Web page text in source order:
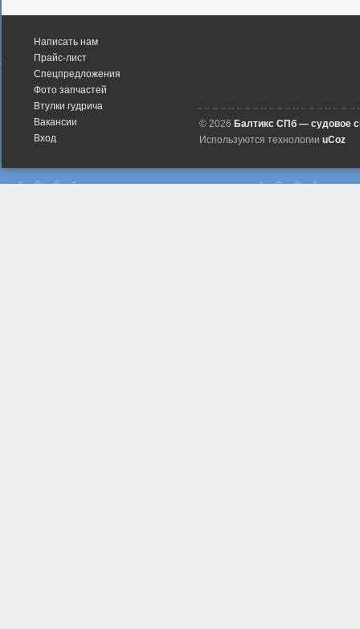
Написать нам
Прайс-лист
Спецпредложения
Фото запчастей
Втулки гудрича
Вакансии
Вход
© 2026 Балтикс СПб — судовое
Используются технологии uCoz